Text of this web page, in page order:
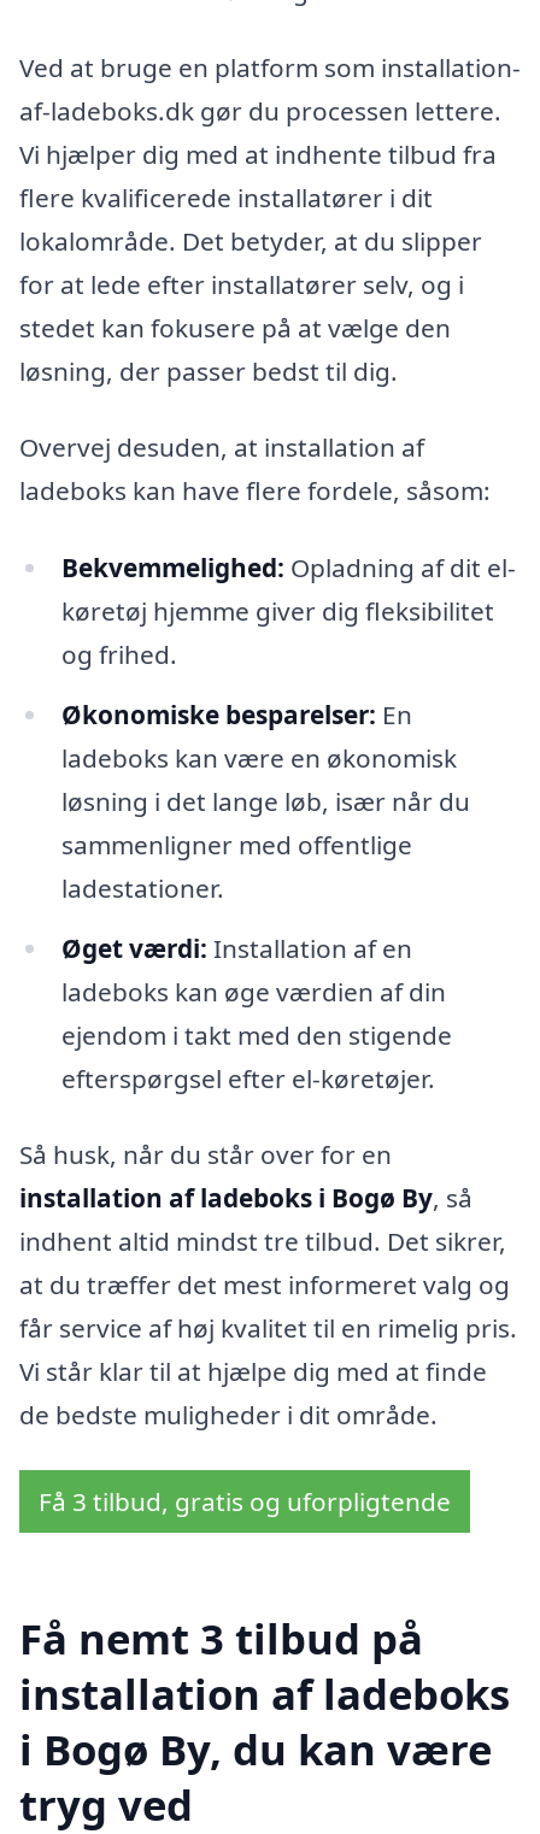
Ved at bruge en platform som installation-
af-ladeboks.dk gør du processen lettere.
Vi hjælper dig med at indhente tilbud fra
flere kvalificerede installatører i dit
lokalområde. Det betyder, at du slipper
for at lede efter installatører selv, og i
stedet kan fokusere på at vælge den
løsning, der passer bedst til dig.
Overvej desuden, at installation af
ladeboks kan have flere fordele, såsom:
Bekvemmelighed: Opladning af dit el-
køretøj hjemme giver dig fleksibilitet
og frihed.
Økonomiske besparelser: En
ladeboks kan være en økonomisk
løsning i det lange løb, især når du
sammenligner med offentlige
ladestationer.
Øget værdi: Installation af en
ladeboks kan øge værdien af din
ejendom i takt med den stigende
efterspørgsel efter el-køretøjer.
Så husk, når du står over for en
installation af ladeboks i Bogø By, så
indhent altid mindst tre tilbud. Det sikrer,
at du træffer det mest informeret valg og
får service af høj kvalitet til en rimelig pris.
Vi står klar til at hjælpe dig med at finde
de bedste muligheder i dit område.
Få 3 tilbud, gratis og uforpligtende
Få nemt 3 tilbud på
installation af ladeboks
i Bogø By, du kan være
tryg ved